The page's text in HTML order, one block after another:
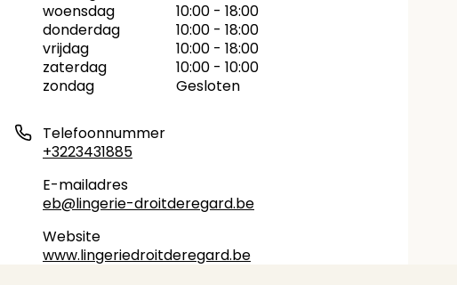
woensdag
10:00 - 18:00
donderdag
10:00 - 18:00
vrijdag
10:00 - 18:00
zaterdag
10:00 - 10:00
zondag
Gesloten
Telefoonnummer
+3223431885
E-mailadres
eb@lingerie-droitderegard.be
Website
www.lingeriedroitderegard.be